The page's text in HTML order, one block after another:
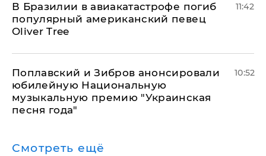
В Бразилии в авиакатастрофе погиб
популярный американский певец
Oliver Tree
11:42
Поплавский и Зибров анонсировали
юбилейную Национальную
музыкальную премию "Украинская
песня года"
10:52
Смотреть ещё